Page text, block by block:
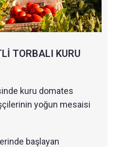
TORBALI KURU
kuru domates
yoğun mesaisi
başlayan